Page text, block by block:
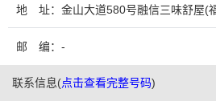
地 址：金山大道580号融信三味舒屋(
邮 编：-
联系信息(点击查看完整号码)